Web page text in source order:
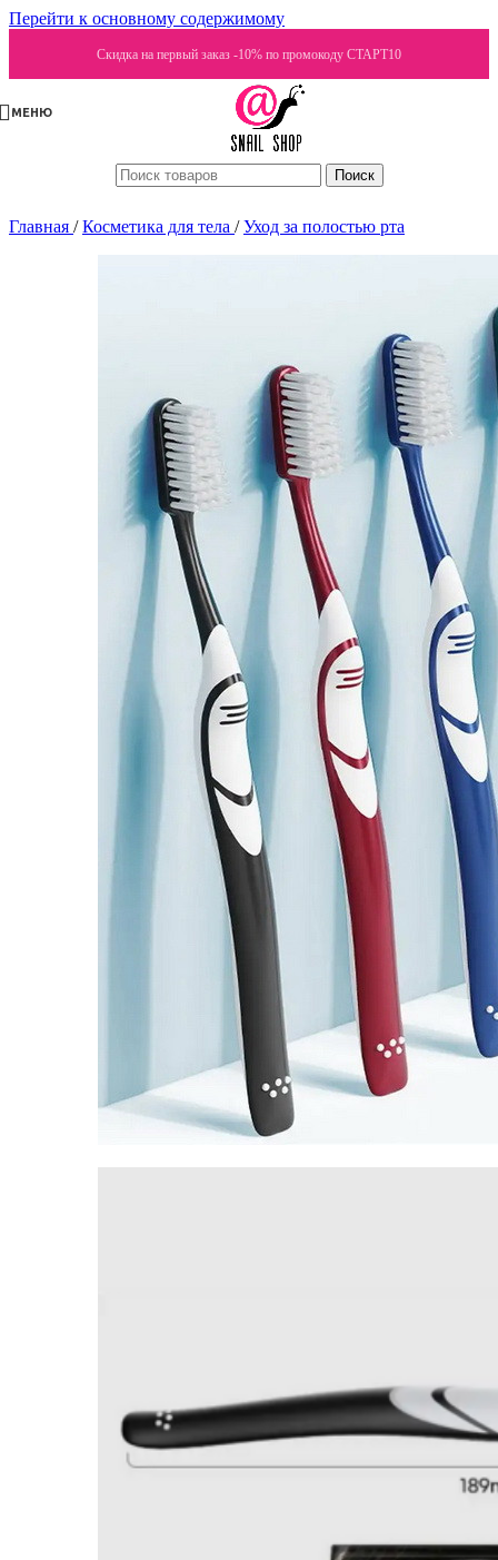
Перейти к основному содержимому
Скидка на первый заказ -10% по промокоду СТАРТ10
МЕНЮ
Поиск
Главная / Косметика для тела / Уход за полостью рта